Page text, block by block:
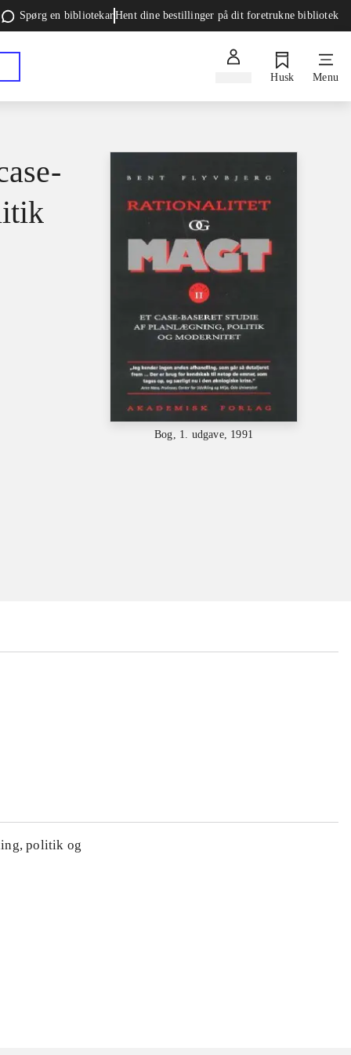
Spørg en bibliotekarHent dine bestillinger på dit foretrukne bibliotek
Husk Menu
Bog, 1. udgave, 1991
politik og